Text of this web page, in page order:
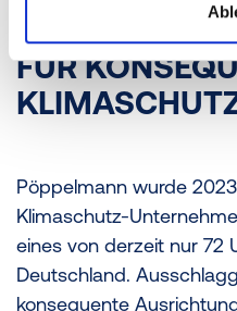
FÜR
Pöppelmann wurde
Klimaschutz-
eines von derzeit nur 72
Deutschland.
konsequente